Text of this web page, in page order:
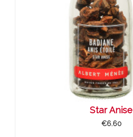
Star Anise
€6.60